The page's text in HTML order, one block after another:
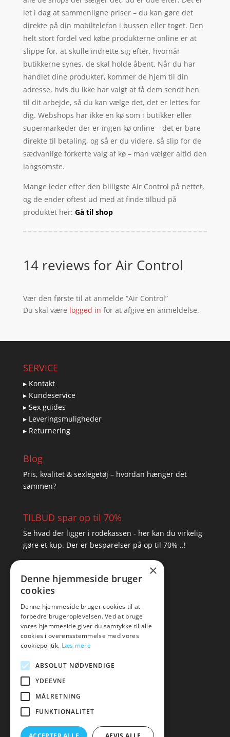
let i dag at sammenligne priser – du kan gøre det
direkte på din mobiltelefon i bussen eller toget. Den
helt stort fordel ved købe produkterne online er at
slippe for, at skulle indrette sig efter, hvornår
butikkerne synes, de skal holde åbent. Når du har
handlet dine produkter, kommer de hjem til din
adresse, hvis du ikke har valgt at få dem sendt hen
til dit arbejde, så du kan vælge det, det er lettes for
dig. Webshops har ikke en kø som i butikker eller
supermarkeder der er ingen kø online – det er bare
direkte til betaling, og så er du videre, så slip for de
sædvanlige forkerte valg af kø – man vælger altid den
langsomste.
Mange leder efter den billigste Air Control på nettet,
og de ender oftest ud med at finde tilbud på
produktet her: Gå til shop
14 reviews forAir Control
Vær den første til at anmelde “Air Control”
Du skal være logged in for at afgive en anmeldelse.
SERVICE
▸ Kontakt
▸ Kundeservice
▸ Sex guides
▸ Leveringsmuligheder
▸ Returnering
Blog
Pris, kvalitet & sexlegetøj – hvordan hænger det
sammen?
TILBUD spar op til 70%
Se hvad der ligger i rodekassen - her kan du virkelig
gøre et kup. Der er besparelser på op til 70% ..!
Tlf: 7876 8672
Mail: hej@amare.dk
×
Denne hjemmeside bruger
cookies
Denne hjemmeside bruger cookies til at
forbedre brugeroplevelsen. Ved at bruge
vores hjemmeside giver du samtykke til alle
cookies i overensstemmelse med vores
cookiepolitik. Læs mere
ABSOLUT NØDVENDIGE
YDEEVNE
MÅLRETNING
FUNKTIONALITET